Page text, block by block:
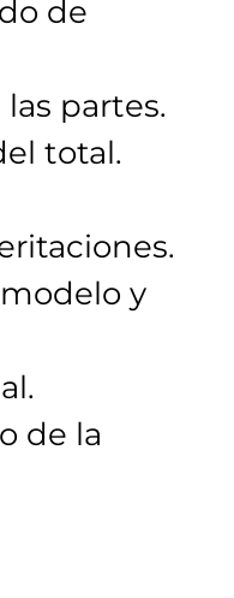
de
partes.
total.
y
de la